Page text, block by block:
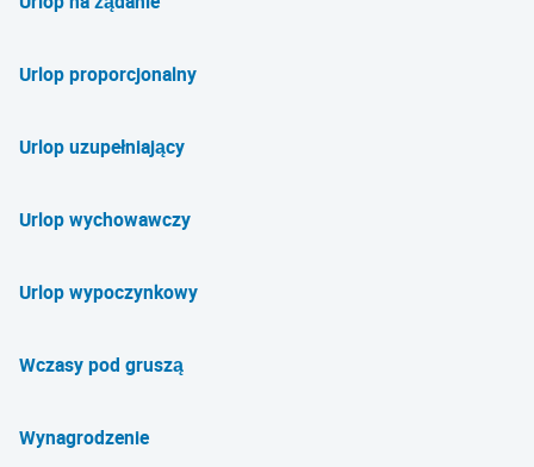
Urlop proporcjonalny
Urlop uzupełniający
Urlop wychowawczy
Urlop wypoczynkowy
Wczasy pod gruszą
Wynagrodzenie